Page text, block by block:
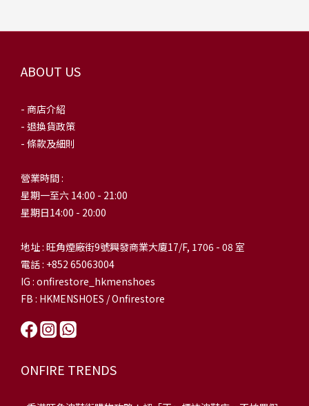
ABOUT US
- 商店介紹
- 退換貨政策
- 條款及細則
營業時間 :
星期一至六 14:00 - 21:00
星期日14:00 - 20:00
地址 : 旺角煙廠街9號興發商業大廈17/F, 1706 - 08 室
電話 : +852 65063004
IG : onfirestore_hkmenshoes
FB : HKMENSHOES / Onfirestore
ONFIRE TRENDS